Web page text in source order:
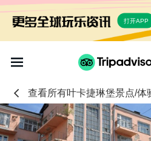
打开APP
查看所有叶卡捷琳堡景点/体